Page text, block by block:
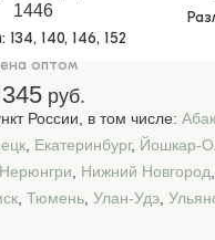
1446
: 134, 140, 146, 152
оптом
руб.
России, в том числе:
Екатеринбург, Йошкар-
Нерюнгри Нижний Новгород
Тюмень Улан-Удэ